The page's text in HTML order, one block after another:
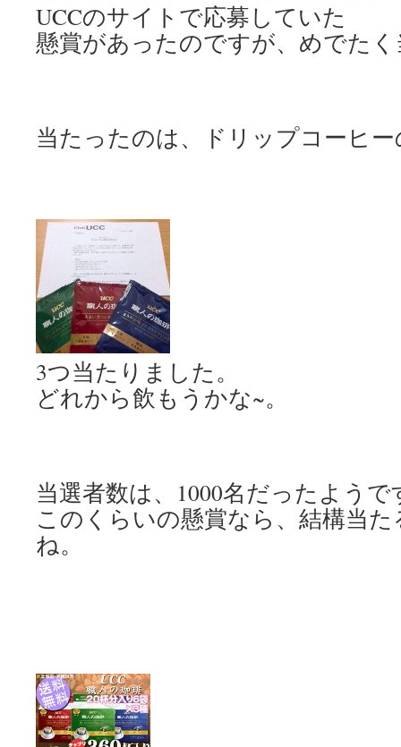
UCCのサイトで応募していた
懸賞があったのですが、めでた
当たったのは、ドリップコーヒ
3つ当たりました。
どれから飲もうかな~。
当選者数は、1000名だったようで
このくらいの懸賞なら、結構当
ね。